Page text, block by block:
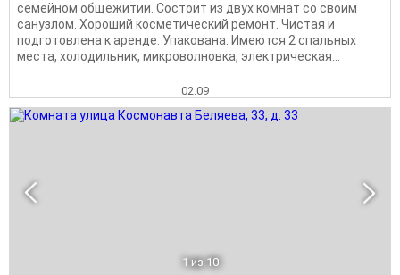
семейном общежитии. Состоит из двух комнат со своим
санузлом. Хороший косметический ремонт. Чистая и
подготовлена к аренде. Упакована. Имеются 2 спальных
места, холодильник, микроволновка, электрическая...
02.09
1 из 10